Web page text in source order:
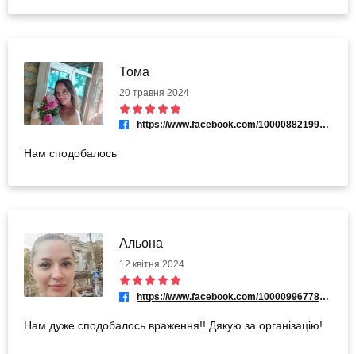
Тома
20 травня 2024
https://www.facebook.com/100008821998612
Нам сподобалось
Альона
12 квітня 2024
https://www.facebook.com/100009967786400
Нам дуже сподобалось враження!! Дякую за організацію!